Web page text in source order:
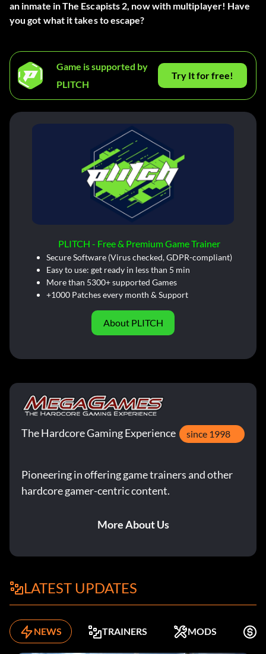
an inmate in The Escapists 2, now with multiplayer! Have
you got what it takes to escape?
Game is supported by
PLITCH
Try It for free!
PLITCH - Free & Premium Game Trainer
Secure Software (Virus checked, GDPR-compliant)
Easy to use: get ready in less than 5 min
More than 5300+ supported Games
+1000 Patches every month & Support
About PLITCH
The Hardcore Gaming Experience since 1998
Pioneering in offering game trainers and other
hardcore gamer-centric content.
More About Us
LATEST UPDATES
NEWS TRAINERS MODS